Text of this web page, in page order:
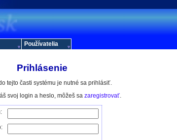
Prihlásenie
tejto časti systému je nutné sa prihlásiť.
svoj login a heslo, môžeš sa zaregistrovať.
Používatelia